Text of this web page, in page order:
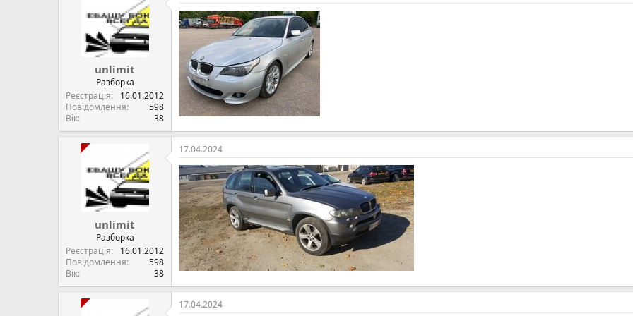
unlimit
Разборка
Реєстрація
16.01.2012
Повідомлення
598
Вік
38
unlimit
Разборка
Реєстрація
16.01.2012
Повідомлення
598
Вік
38
17.04.2024
17.04.2024